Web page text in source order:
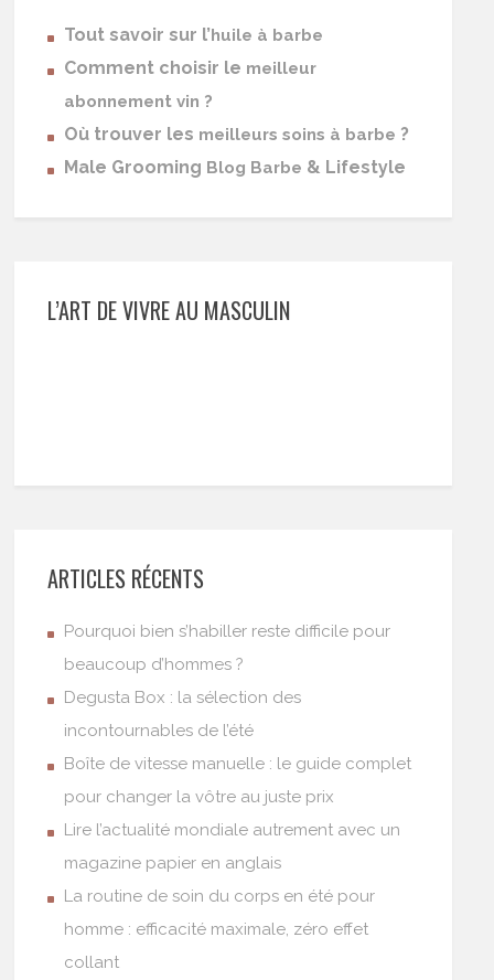
Tout savoir sur l’huile à barbe
Comment choisir le meilleur
abonnement vin ?
Où trouver les meilleurs soins à barbe ?
Male Grooming Blog Barbe & Lifestyle
L’ART DE VIVRE AU MASCULIN
ARTICLES RÉCENTS
Pourquoi bien s’habiller reste difficile pour
beaucoup d’hommes ?
Degusta Box : la sélection des
incontournables de l’été
Boîte de vitesse manuelle : le guide complet
pour changer la vôtre au juste prix
Lire l’actualité mondiale autrement avec un
magazine papier en anglais
La routine de soin du corps en été pour
homme : efficacité maximale, zéro effet
collant